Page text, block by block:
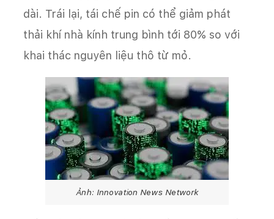
dài. Trái lại, tái chế pin có thể giảm phát
thải khí nhà kính trung bình tới 80% so với
khai thác nguyên liệu thô từ mỏ.
Ảnh: Innovation News Network